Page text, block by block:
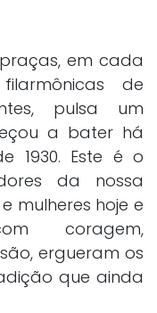
em cada
de
pulsa um
a bater há
1930. Este é o
da nossa
mulheres hoje e
coragem,
ergueram os
que ainda